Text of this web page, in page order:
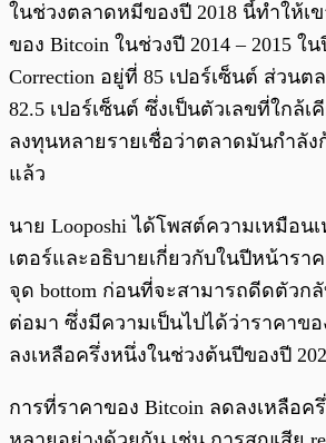
ในช่วงตลาดหมีของปี 2018 นี้ทำให้เ
ของ Bitcoin ในช่วงปี 2014 – 2015 ใ
Correction อยู่ที่ 85 เปอร์เซ็นต์ ส่วน
82.5 เปอร์เซ็นต์ ซึ่งเป็นตัวเลขที่ใกล้
ลงทุนหลายรายเชื่อว่าตลาดมันกำลัง
แล้ว
นาย Looposhi ได้โพสต์ความเหมือน
เตอร์และอธิบายเกี่ยวกับในปีหน้ารา
จุด bottom ก่อนที่จะสามารถดีดตัวก
ต่อมา ซึ่งมีความเป็นไปได้ว่าราคาข
ลงเหลือครึ่งหนึ่งในช่วงต้นปีของปี
การที่ราคาของ Bitcoin ลดลงเหลือค